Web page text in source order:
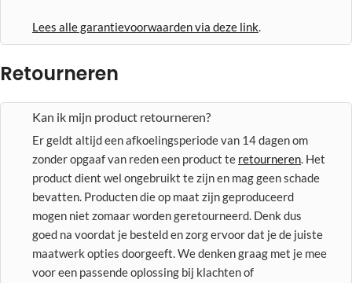
Lees alle garantievoorwaarden via deze link.
Retourneren
Kan ik mijn product retourneren?
Er geldt altijd een afkoelingsperiode van 14 dagen om
zonder opgaaf van reden een product te retourneren. Het
product dient wel ongebruikt te zijn en mag geen schade
bevatten. Producten die op maat zijn geproduceerd
mogen niet zomaar worden geretourneerd. Denk dus
goed na voordat je besteld en zorg ervoor dat je de juiste
maatwerk opties doorgeeft. We denken graag met je mee
voor een passende oplossing bij klachten of